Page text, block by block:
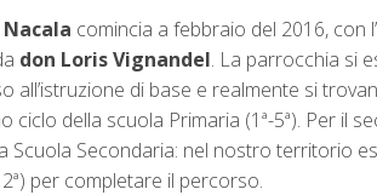
comincia a febbraio del 2016, con
don Loris Vignandel. La parrocchia si
di base e realmente si
della scuola Primaria (1ª-5ª). Per il
Secondaria: nel nostro territorio
per completare il percorso.